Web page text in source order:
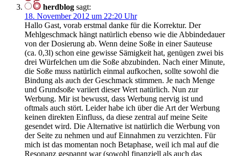
herdblog sagt:
18. November 2012 um 22:20 Uhr
Hallo Gast, vorab erstmal danke für die Korrektur. Der
Mehlgeschmack hängt natürlich ebenso wie die Abbindedauer
von der Dosierung ab. Wenn deine Soße in einer Sauteuse
(ca. 0,3l) schon eine gewisse Sämigkeit hat, genügen zwei bis
drei Würfelchen um die Soße abzubinden. Nach einer Minute,
die Soße muss natürlich einmal aufkochen, sollte sowohl die
Bindung als auch der Geschmack stimmen. Je nach Menge
und Grundsoße variiert dieser Wert natürlich. Nun zur
Werbung. Mir ist bewusst, dass Werbung nervig ist und
oftmals auch stört. Leider habe ich über die Art der Werbung
keinen direkten Einfluss, da diese zentral auf meine Seite
gesendet wird. Die Alternative ist natürlich die Werbung von
der Seite zu nehmen und auf Einnahmen zu verzichten. Für
mich ist das momentan noch Betaphase, weil ich mal auf die
Resonanz gespannt war (sowohl finanziell als auch das